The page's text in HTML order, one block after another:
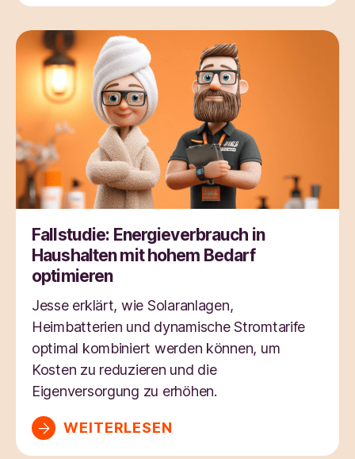
Fallstudie: Energieverbrauch in
Haushalten mit hohem Bedarf
optimieren
Jesse erklärt, wie Solaranlagen,
Heimbatterien und dynamische Stromtarife
optimal kombiniert werden können, um
Kosten zu reduzieren und die
Eigenversorgung zu erhöhen.
WEITERLESEN